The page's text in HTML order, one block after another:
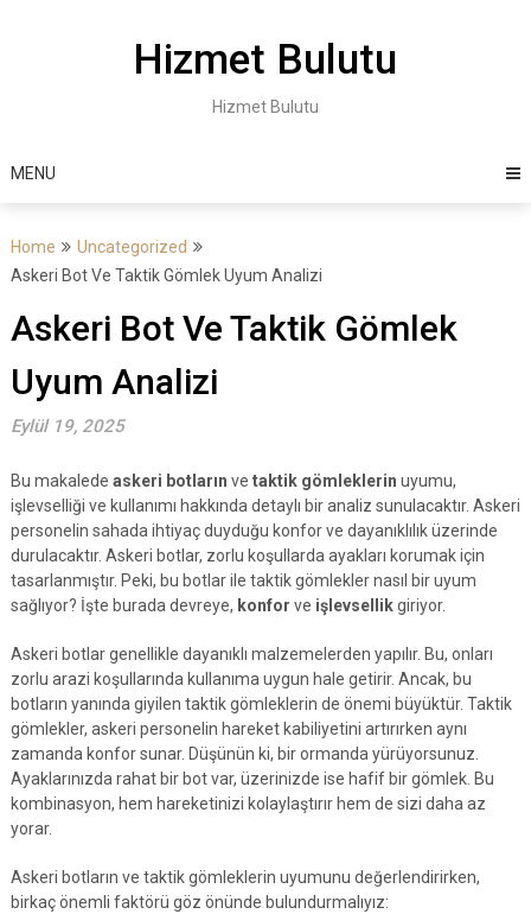
Hizmet Bulutu
Hizmet Bulutu
MENU
Home
Uncategorized
Askeri Bot Ve Taktik Gömlek Uyum Analizi
Askeri Bot Ve Taktik Gömlek
Uyum Analizi
Eylül 19, 2025
Bu makalede askeri botların ve taktik gömleklerin uyumu,
işlevselliği ve kullanımı hakkında detaylı bir analiz sunulacaktır. Askeri
personelin sahada ihtiyaç duyduğu konfor ve dayanıklılık üzerinde
durulacaktır. Askeri botlar, zorlu koşullarda ayakları korumak için
tasarlanmıştır. Peki, bu botlar ile taktik gömlekler nasıl bir uyum
sağlıyor? İşte burada devreye, konfor ve işlevsellikgiriyor.
Askeri botlar genellikle dayanıklı malzemelerden yapılır. Bu, onları
zorlu arazi koşullarında kullanıma uygun hale getirir. Ancak, bu
botların yanında giyilen taktik gömleklerin de önemi büyüktür. Taktik
gömlekler, askeri personelin hareket kabiliyetini artırırken aynı
zamanda konfor sunar. Düşünün ki, bir ormanda yürüyorsunuz.
Ayaklarınızda rahat bir bot var, üzerinizde ise hafif bir gömlek. Bu
kombinasyon, hem hareketinizi kolaylaştırır hem de sizi daha az
yorar.
Askeri botların ve taktik gömleklerin uyumunu değerlendirirken,
birkaç önemli faktörü göz önünde bulundurmalıyız: